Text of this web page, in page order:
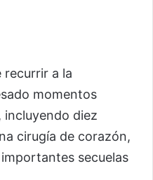
recurrir a la
momentos
incluyendo diez
cirugía de corazón,
secuelas